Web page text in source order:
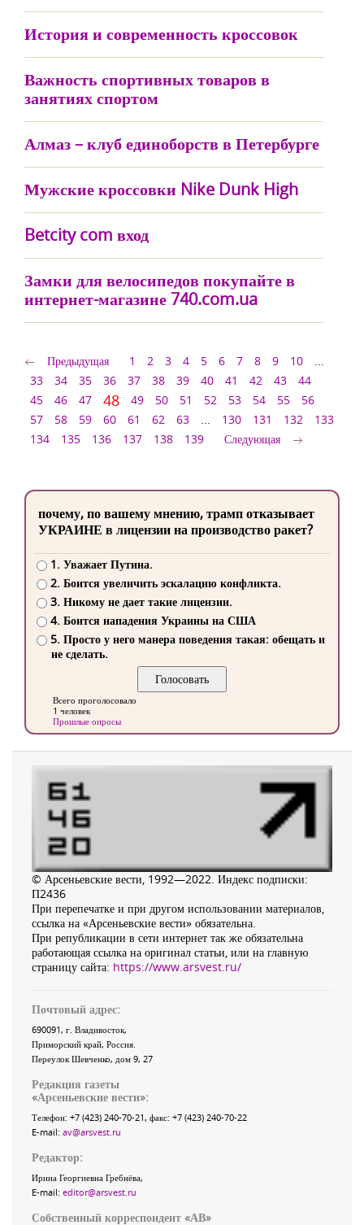
История и современность кроссовок
Важность спортивных товаров в
занятиях спортом
Алмаз – клуб единоборств в Петербурге
Мужские кроссовки Nike Dunk High
Betcity com вход
Замки для велосипедов покупайте в
интернет-магазине 740.com.ua
Предыдущая 1 2 3 4 5 6 7 8 9 10
...
33
34 35 36 37 38 39 40 41 42 43
44
45
46 47 48 49 50 51 52 53 54 55
56
57
58 59 60 61 62 63 ... 130 131 132
133
134
135 136 137 138 139 Следующая
почему, по вашему мнению, трамп отказывает
УКРАИНЕ в лицензии на производство ракет?
1. Уважает Путина.
2. Боится увеличить эскалацию конфликта.
3. Никому не дает такие лицензии.
4. Боится нападения Украины на США
5. Просто у него манера поведения такая: обещать и
не сделать.
Всего проголосовало
1 человек
Прошлые опросы
© Арсеньевские вести, 1992—2022. Индекс подписки:
П2436
При перепечатке и при другом использовании материалов,
ссылка на «Арсеньевские вести» обязательна.
При републикации в сети интернет так же обязательна
работающая ссылка на оригинал статьи, или на главную
страницу сайта: https://www.arsvest.ru/
Почтовый адрес:
690091, г. Владивосток,
Приморский край, Россия
Переулок Шевченко, дом 9, 27
Редакция газеты
«Арсеньевские вести»:
Телефон: +7 (423) 240-70-21, факс: +7 (423) 240-70-22
E-mail: av@arsvest.ru
Редактор:
Ирина Георгиевна Гребнёва,
E-mail: editor@arsvest.ru
Собственный корреспондент «АВ»